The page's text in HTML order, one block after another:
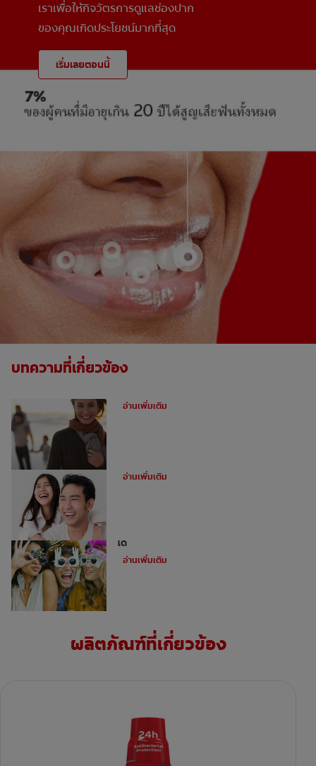
เราเพื่อให้กิจวัตรการดูแลช่องปาก
ของคุณเกิดประโยชน์มากที่สุด
เริ่มเลยตอนนี้
บทความที่เกี่ยวข้อง
อ่านเพิ่มเติม
อ่านเพิ่มเติม
ได้
อ่านเพิ่มเติม
ผลิตภัณฑ์ที่เกี่ยวข้อง